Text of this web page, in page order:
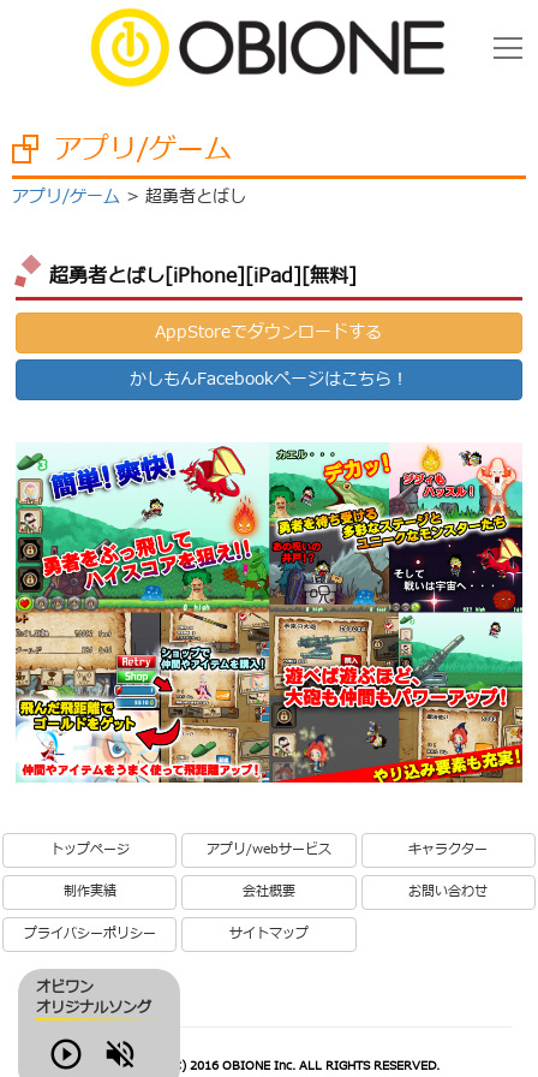
オビワン
オリジナルソング
Play Volume
アプリ/ゲーム
アプリ/ゲーム 超勇者とばし
超勇者とばし[iPhone][iPad][無料]
AppStoreでダウンロードする
かしもんFacebookページはこちら！
トップページ アプリ/webサービス キャラクター
制作実績 会社概要 お問い合わせ
プライバシーポリシー サイトマップ
COPYRIGHT(C) 2016 OBIONE Inc. ALL RIGHTS RESERVED.